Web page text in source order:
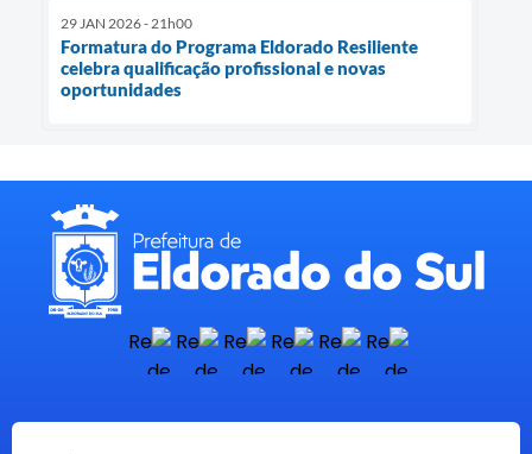
29 JAN 2026 - 21h00
Formatura do Programa Eldorado Resiliente
celebra qualificação profissional e novas
oportunidades